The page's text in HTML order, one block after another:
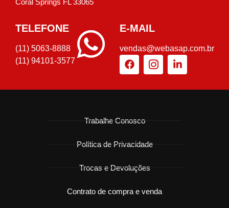
TELEFONE
(11) 5063-8888
(11) 94101-3577
E-MAIL
vendas@webasap.com.br
Trabalhe Conosco
Política de Privacidade
Trocas e Devoluções
Contrato de compra e venda